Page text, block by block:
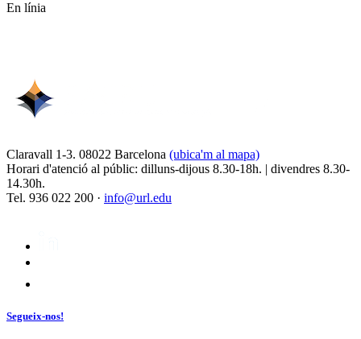
En línia
Claravall 1-3. 08022 Barcelona (ubica'm al mapa)
Horari d'atenció al públic: dilluns-dijous 8.30-18h. | divendres 8.30-
14.30h.
Tel. 936 022 200 · info@url.edu
Segueix-nos!